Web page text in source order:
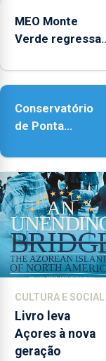
MEO Monte
Verde regressa
acessibilidade
Conservatório
de Ponta
contar com
novos
instrumentos
CULTURA E SOCIAL
Livro leva
Açores à nova
geração